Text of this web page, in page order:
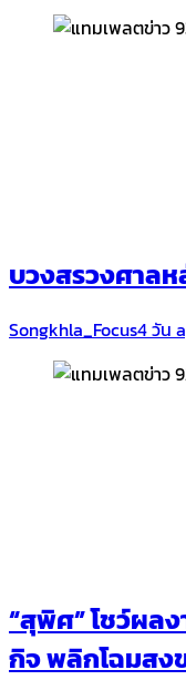
บวงสรวงศาล
Songkhla_Focus4 วัน
“สุพิศ” โชว์ผล
กิจ พลิกโฉมสง